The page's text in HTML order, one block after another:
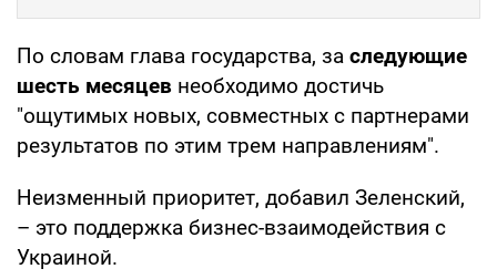
По словам глава государства, за следующие
шесть месяцев необходимо достичь
"ощутимых новых, совместных с партнерами
результатов по этим трем направлениям".
Неизменный приоритет, добавил Зеленский,
– это поддержка бизнес-взаимодействия с
Украиной.